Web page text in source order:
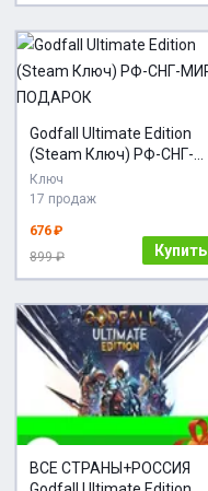
Godfall Ultimate Edition
(Steam Ключ) РФ-СНГ-
МИР + ПОДАРОК
Ключ
17 продаж
676 ₽
899 ₽
Купить
ВСЕ СТРАНЫ+РОССИЯ